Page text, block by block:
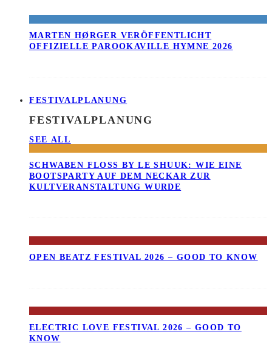
MARTEN HØRGER VERÖFFENTLICHT
OFFIZIELLE PAROOKAVILLE HYMNE 2026
FESTIVALPLANUNG
FESTIVALPLANUNG
SEE ALL
SCHWABEN FLOSS BY LE SHUUK: WIE EINE B
OOTSPARTY AUF DEM NECKAR ZUR K
ULTVERANSTALTUNG WURDE
OPEN BEATZ FESTIVAL 2026 – GOOD TO KNOW
ELECTRIC LOVE FESTIVAL 2026 – GOOD TO
KNOW